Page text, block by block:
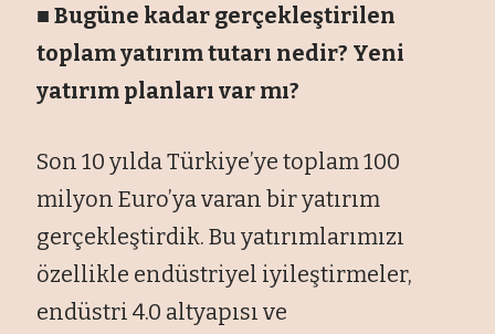
■ Bugüne kadar gerçekleştirilen
toplam yatırım tutarı nedir? Yeni
yatırım planları var mı?
Son 10 yılda Türkiye’ye toplam 100
milyon Euro’ya varan bir yatırım
gerçekleştirdik. Bu yatırımlarımızı
özellikle endüstriyel iyileştirmeler,
endüstri 4.0 altyapısı ve